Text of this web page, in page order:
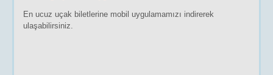
En ucuz uçak biletlerine mobil uygulamamızı indirerek
ulaşabilirsiniz.